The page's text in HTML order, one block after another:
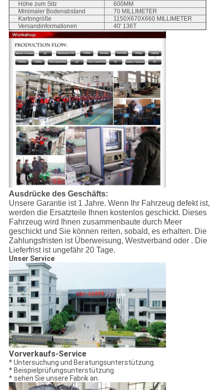
Höhe zum Sitz
600MM
Minimaler Bodenabstand
70 MILLIMETER
Kartongröße
1150X670X660 MILLIMETER
Versandinformationen
40' 136T
Ausdrücke des Geschäfts:
Unsere Garantie ist 1 Jahre. Wenn Ihr Fahrzeug defekt ist,
werden die Ersatzteile Ihnen kostenlos geschickt. Dieses
Fahrzeug wird Ihnen zusammenbaute durch Meer
geschickt und Sie können reiten, sobald, es erhalten. Die
Zahlungsfristen ist Überweisung, Westverband oder . Die
Lieferfrist ist ungefähr 20 Tage.
Unser Service
Vorverkaufs-Service
* Untersuchung und Beratungsunterstützung.
* Beispielprüfungsunterstützung.
* sehen Sie unsere Fabrik an.